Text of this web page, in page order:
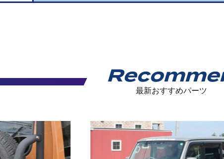
サスペンション・その他
ブレーキ
エクステリア
最新おすすめパーツ